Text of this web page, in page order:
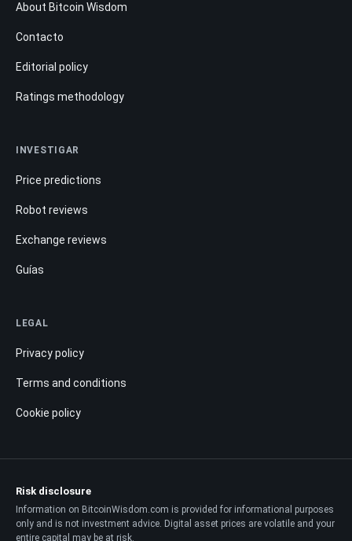
About Bitcoin Wisdom
Contacto
Editorial policy
Ratings methodology
INVESTIGAR
Price predictions
Robot reviews
Exchange reviews
Guías
LEGAL
Privacy policy
Terms and conditions
Cookie policy
Risk disclosure
Information on BitcoinWisdom.com is provided for informational purposes
only and is not investment advice. Digital asset prices are volatile and your
entire capital may be at risk.